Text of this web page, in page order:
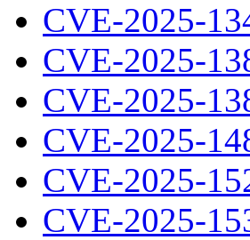
CVE-2025-
CVE-2025-
CVE-2025-
CVE-2025-
CVE-2025-
CVE-2025-